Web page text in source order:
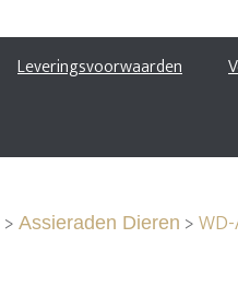
Leveringsvoorwaarden
> Assieraden Dieren >